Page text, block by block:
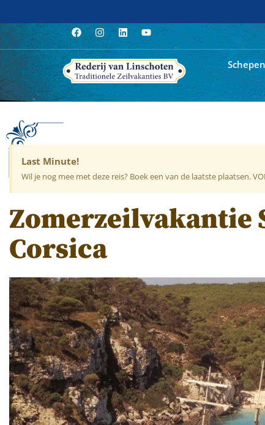
Schepen
Last Minute!
Wil je nog mee met deze reis? Boek een van de laatste plaatsen.
Zomerzeilvakantie
Corsica